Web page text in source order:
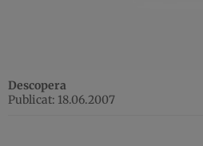
Descopera
Publicat: 18.06.2007